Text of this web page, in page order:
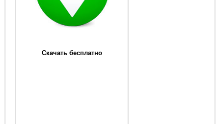
Скачать бесплатно